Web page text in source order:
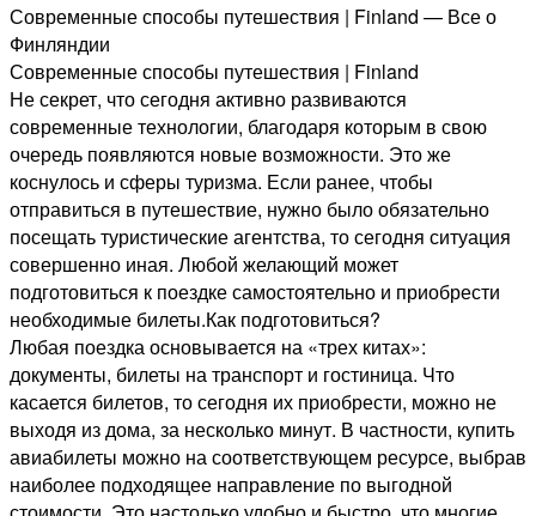
Современные способы путешествия | Finland — Все о
Финляндии
Современные способы путешествия | Finland
Не секрет, что сегодня активно развиваются
современные технологии, благодаря которым в свою
очередь появляются новые возможности. Это же
коснулось и сферы туризма. Если ранее, чтобы
отправиться в путешествие, нужно было обязательно
посещать туристические агентства, то сегодня ситуация
совершенно иная. Любой желающий может
подготовиться к поездке самостоятельно и приобрести
необходимые билеты.Как подготовиться?
Любая поездка основывается на «трех китах»:
документы, билеты на транспорт и гостиница. Что
касается билетов, то сегодня их приобрести, можно не
выходя из дома, за несколько минут. В частности, купить
авиабилеты можно на соответствующем ресурсе, выбрав
наиболее подходящее направление по выгодной